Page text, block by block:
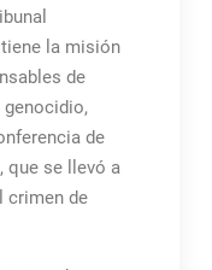
la misión
de
genocidio,
de
que se llevó a
crimen de